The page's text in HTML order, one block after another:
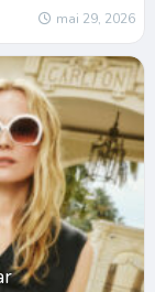
mai 29, 2026